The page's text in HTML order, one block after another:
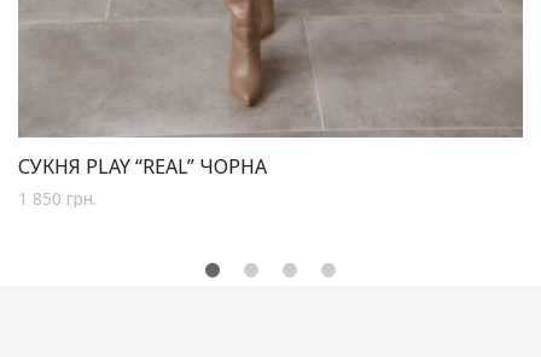
СУКНЯ PLAY “REAL” ЧОРНА
1 850 грн.